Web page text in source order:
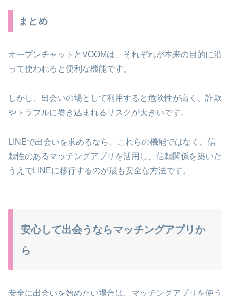
まとめ
オープンチャットとVOOMは、それぞれが本来の目的に沿
って使われると便利な機能です。
しかし、出会いの場として利用すると危険性が高く、詐欺
やトラブルに巻き込まれるリスクが大きいです。
LINEで出会いを求めるなら、これらの機能ではなく、信
頼性のあるマッチングアプリを活用し、信頼関係を築いた
うえでLINEに移行するのが最も安全な方法です。
安心して出会うならマッチングアプリか
ら
安全に出会いを始めたい場合は、マッチングアプリを使う